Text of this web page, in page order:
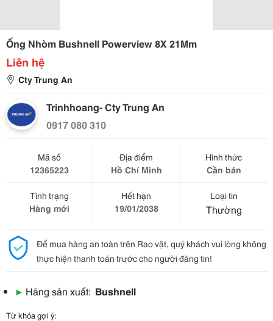
Ống Nhòm Bushnell Powerview 8X 21Mm
Liên hệ
Cty Trung An
Trinhhoang- Cty Trung An
0917 080 310
Mã số
12365223
Địa điểm
Hồ Chí Minh
Hình thức
Cần bán
Tình trạng
Hàng mới
Hết hạn
19/01/2038
Loại tin
Thường
Để mua hàng an toàn trên Rao vặt, quý khách vui lòng không
thực hiện thanh toán trước cho người đăng tin!
▶ Hãng sản xuất: Bushnell
Từ khóa gợi ý: